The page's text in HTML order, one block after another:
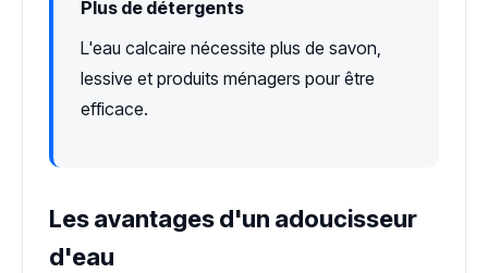
Plus de détergents
L'eau calcaire nécessite plus de savon,
lessive et produits ménagers pour être
efficace.
Les avantages d'un adoucisseur
d'eau